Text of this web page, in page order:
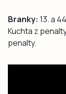
Branky: 13. a
Kuchta z
penalty.